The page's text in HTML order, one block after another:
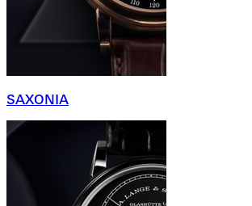
SAXONIA